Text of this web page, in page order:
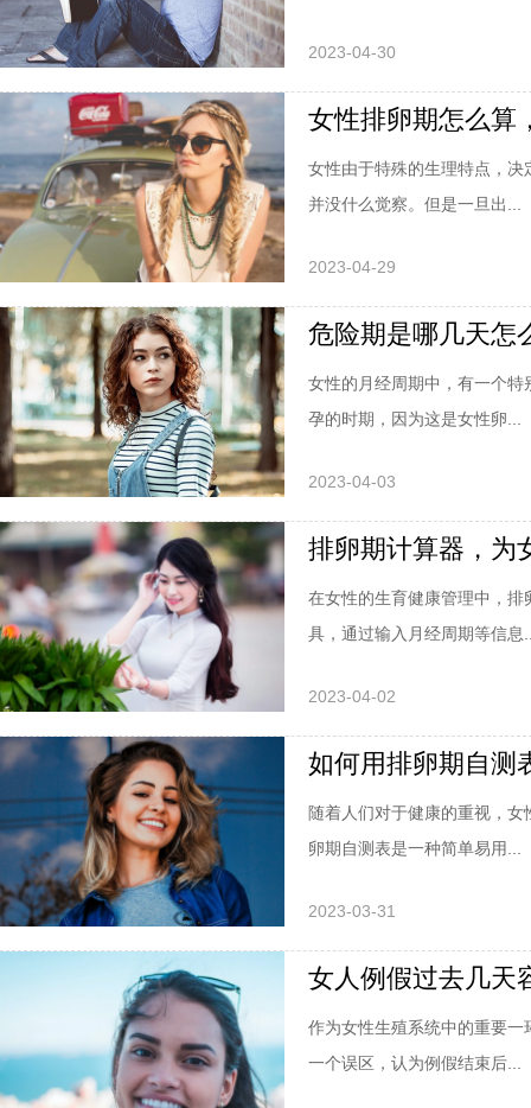
2023-04-30
女性排卵期怎么算
女性由于特殊的生理特点，
并没什么觉察。但是一旦出...
2023-04-29
危险期是哪几天怎
女性的月经周期中，有一个
孕的时期，因为这是女性卵...
2023-04-03
排卵期计算器，为
在女性的生育健康管理中，
具，通过输入月经周期等信息
2023-04-02
如何用排卵期自测
随着人们对于健康的重视，
卵期自测表是一种简单易用...
2023-03-31
女人例假过去几天
作为女性生殖系统中的重要
一个误区，认为例假结束后...